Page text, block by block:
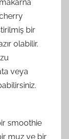
bir
olabilir.
veya
smoothie
muz ve bir